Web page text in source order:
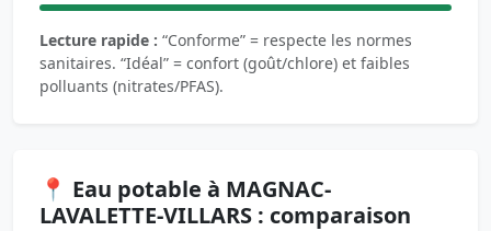
Lecture rapide : “Conforme” = respecte les normes
sanitaires. “Idéal” = confort (goût/chlore) et faibles
polluants (nitrates/PFAS).
📍 Eau potable à MAGNAC-
LAVALETTE-VILLARS : comparaison